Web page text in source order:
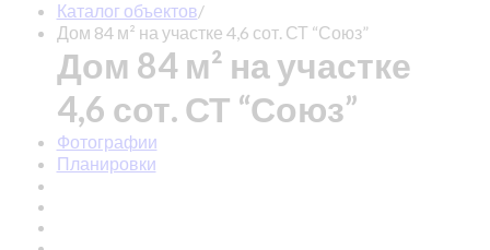
Каталог объектов/
Дом 84 м² на участке 4,6 сот. СТ “Союз”
Дом 84 м² на участке
4,6 сот. СТ “Союз”
Фотографии
Планировки